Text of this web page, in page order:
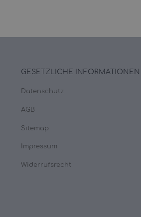
GESETZLICHE INFORMATIONEN
Datenschutz
AGB
Sitemap
Impressum
Widerrufsrecht